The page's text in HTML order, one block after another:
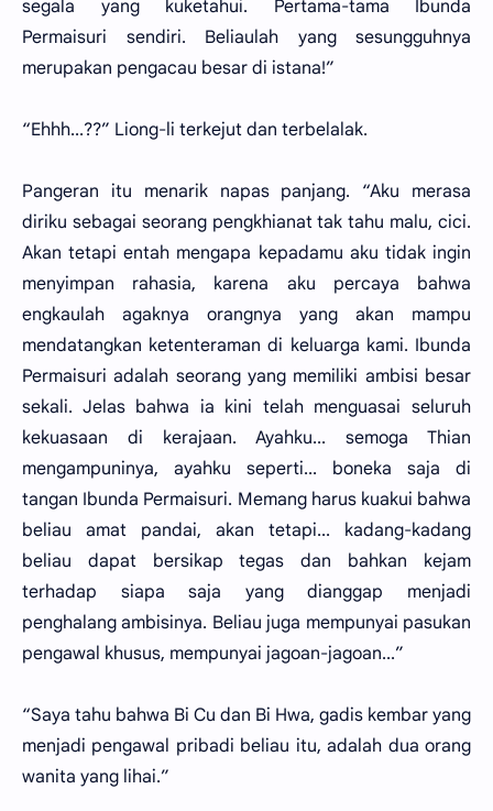
segala yang kuketahui. Pertama-tama Ibunda
Permaisuri sendiri. Beliaulah yang sesungguhnya
merupakan pengacau besar di istana!”
“Ehhh...??” Liong-li terkejut dan terbelalak.
Pangeran itu menarik napas panjang. “Aku merasa
diriku sebagai seorang pengkhianat tak tahu malu, cici.
Akan tetapi entah mengapa kepadamu aku tidak ingin
menyimpan rahasia, karena aku percaya bahwa
engkaulah agaknya orangnya yang akan mampu
mendatangkan ketenteraman di keluarga kami. Ibunda
Permaisuri adalah seorang yang memiliki ambisi besar
sekali. Jelas bahwa ia kini telah menguasai seluruh
kekuasaan di kerajaan. Ayahku... semoga Thian
mengampuninya, ayahku seperti... boneka saja di
tangan Ibunda Permaisuri. Memang harus kuakui bahwa
beliau amat pandai, akan tetapi... kadang-kadang
beliau dapat bersikap tegas dan bahkan kejam
terhadap siapa saja yang dianggap menjadi
penghalang ambisinya. Beliau juga mempunyai pasukan
pengawal khusus, mempunyai jagoan-jagoan...”
“Saya tahu bahwa Bi Cu dan Bi Hwa, gadis kembar yang
menjadi pengawal pribadi beliau itu, adalah dua orang
wanita yang lihai.”